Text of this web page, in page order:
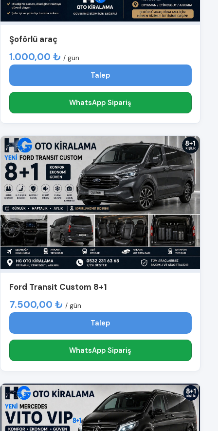
Şoförlü araç
1.000,00 ₺ / gün
Talep
WhatsApp Sipariş
Ford Transit Custom 8+1
7.500,00 ₺ / gün
Talep
WhatsApp Sipariş